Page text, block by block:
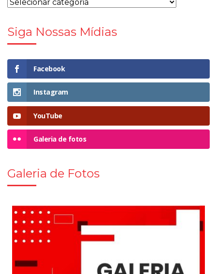
Siga Nossas Mídias
Facebook
Instagram
YouTube
Galeria de fotos
Galeria de Fotos